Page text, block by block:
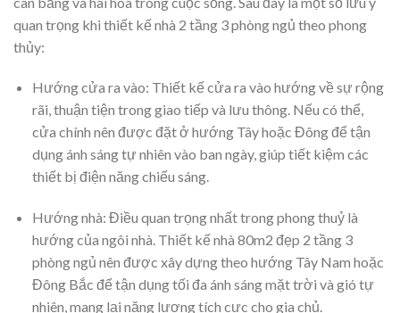
Bản thiết kế mẫu nhà vuông 2 tầng 80m2 3 phòng ngủ có sân
vườn rộng
Tư vấn thiết kế nhà 3 phòng ngủ 2 tầng 80m2
hợp phong thủy
Thiết kế ngôi nhà hợp phong thủy sẽ giúp gia chủ có được sự
cân bằng và hài hòa trong cuộc sống. Sau đây là một số lưu ý
quan trọng khi thiết kế nhà 2 tầng 3 phòng ngủ theo phong
Hướng cửa ra vào: Thiết kế cửa ra vào hướng về sự rộng
rãi, thuận tiện trong giao tiếp và lưu thông. Nếu có thể,
cửa chính nên được đặt ở hướng Tây hoặc Đông để tận
dụng ánh sáng tự nhiên vào ban ngày, giúp tiết kiệm các